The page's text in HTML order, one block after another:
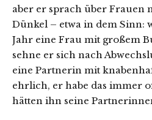
aber er sprach über Frauen
Dünkel – etwa in dem Sinn:
Jahr eine Frau mit großem
sehne er sich nach
eine Partnerin mit
ehrlich, er habe das immer
hätten ihn seine